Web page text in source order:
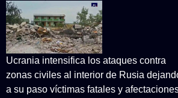
Ucrania intensifica los ataques contra
zonas civiles al interior de Rusia
a su paso víctimas fatales y